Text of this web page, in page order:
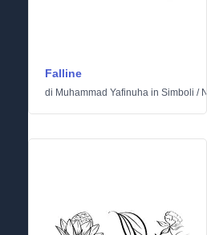
Falline
di Muhammad Yafinuha in Simboli /